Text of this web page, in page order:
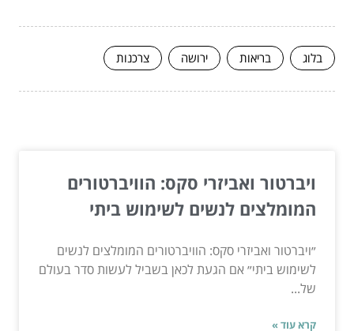
בלוג בריאות ירושה צרכנות
ויברטור ואביזרי סקס: הוויברטורים
המומלצים לנשים לשימוש ביתי
״ויברטור ואביזרי סקס: הוויברטורים המומלצים לנשים
לשימוש ביתי״ אם הגעת לכאן בשביל לעשות סדר בעולם
של...
קרא עוד »